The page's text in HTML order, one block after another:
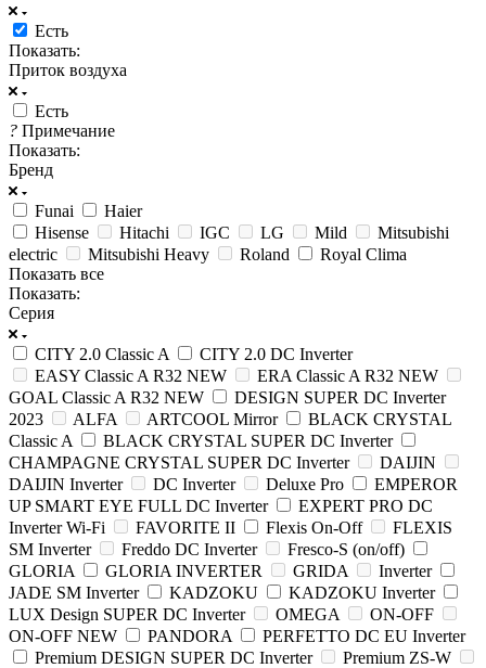
Есть
Показать:
Приток воздуха
Есть
? Примечание
Показать:
Бренд
Funai
Haier
Hisense
Hitachi IGC LG Mild
Mitsubishi
electric
Mitsubishi Heavy Roland
Royal Clima
Показать все
Показать:
Серия
CITY 2.0 Classic A
CITY 2.0 DC Inverter
EASY Classic A R32 NEW
ERA Classic A R32 NEW
GOAL Classic A R32 NEW
DESIGN SUPER DC Inverter
2023
ALFA ARTCOOL Mirror
BLACK CRYSTAL
Classic A
BLACK CRYSTAL SUPER DC Inverter
CHAMPAGNE CRYSTAL SUPER DC Inverter
DAIJIN
DAIJIN Inverter
DC Inverter Deluxe Pro
EMPEROR
UP SMART EYE FULL DC Inverter
EXPERT PRO DC
Inverter Wi-Fi
FAVORITE II Flexis On-Off
FLEXIS
SM Inverter
Freddo DC Inverter
Fresco-S (on/off)
GLORIA
GLORIA INVERTER GRIDA
Inverter
JADE SM Inverter
KADZOKU
KADZOKU Inverter
LUX Design SUPER DC Inverter
OMEGA
ON-OFF
ON-OFF NEW
PANDORA
PERFETTO DC EU Inverter
Premium DESIGN SUPER DC Inverter
Premium ZS-W